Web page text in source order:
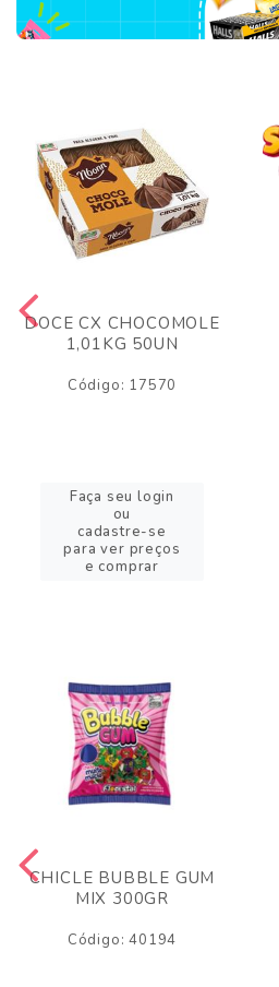
DOCE CX CHOCOMOLE
1,01KG 50UN
Código: 17570
Faça seu login
ou
cadastre-se
para ver preços
e comprar
CHICLE BUBBLE GUM
MIX 300GR
Código: 40194